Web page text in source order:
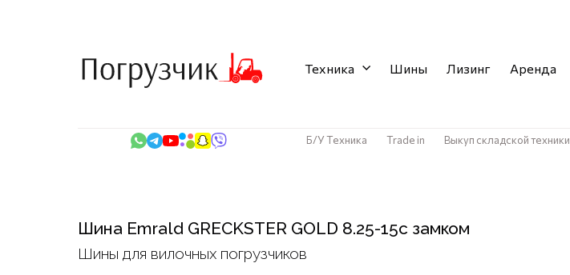
Техника Шины Лизинг Аренда
Б/У Техника Trade in Выкуп складской техники
Шина Emrald GRECKSTER GOLD 8.25-15с замком
Шины для вилочных погрузчиков